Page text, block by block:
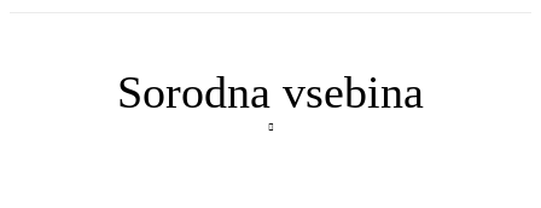
Sorodna vsebina